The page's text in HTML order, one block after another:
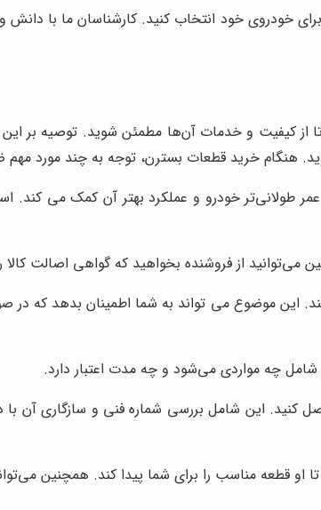
خودروی خود انتخاب کنید. کارشناسان ما با
کیفیت و خدمات آن‌ها مطمئن شوید. توصیه بر این
هنگام خرید قطعات بسترن، توجه به چند مورد
طولانی‌تر خودرو و عملکرد بهتر آن کمک می کند.
از فروشنده بخواهید که گواهی اصالت کالا
این موضوع می تواند به شما اطمینان بدهد که
چه مواردی می‌شود و چه مدت اعتبار دارد.
این شامل بررسی شماره فنی و سازگاری آن با
او قطعه مناسب را برای شما پیدا کند. همچنین